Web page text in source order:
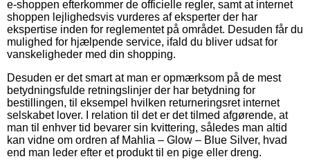
e-shoppen efterkommer de officielle regler, samt at internet
shoppen lejlighedsvis vurderes af eksperter der har
ekspertise inden for reglementet på området. Desuden får du
mulighed for hjælpende service, ifald du bliver udsat for
vanskeligheder med din shopping.
Desuden er det smart at man er opmærksom på de mest
betydningsfulde retningslinjer der har betydning for
bestillingen, til eksempel hvilken returneringsret internet
selskabet lover. I relation til det er det tilmed afgørende, at
man til enhver tid bevarer sin kvittering, således man altid
kan vidne om ordren af Mahlia – Glow – Blue Silver, hvad
end man leder efter et produkt til en pige eller dreng.